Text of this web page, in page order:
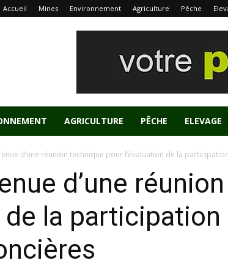
Accueil Mines Environnement Agriculture Pêche
AGRICULTURE PÊCHE ELEVAGE
d’une réunion technique pour l’évaluation de la
d’une
de la